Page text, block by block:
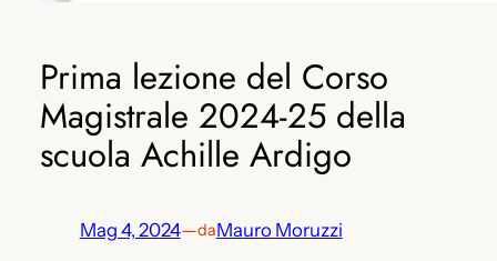
Prima lezione del Corso
Magistrale 2024-25 della
scuola Achille Ardigo
Mag 4, 2024—daMauro Moruzzi